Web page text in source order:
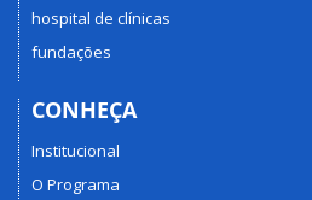
hospital de clínicas
fundações
CONHEÇA
Institucional
O Programa